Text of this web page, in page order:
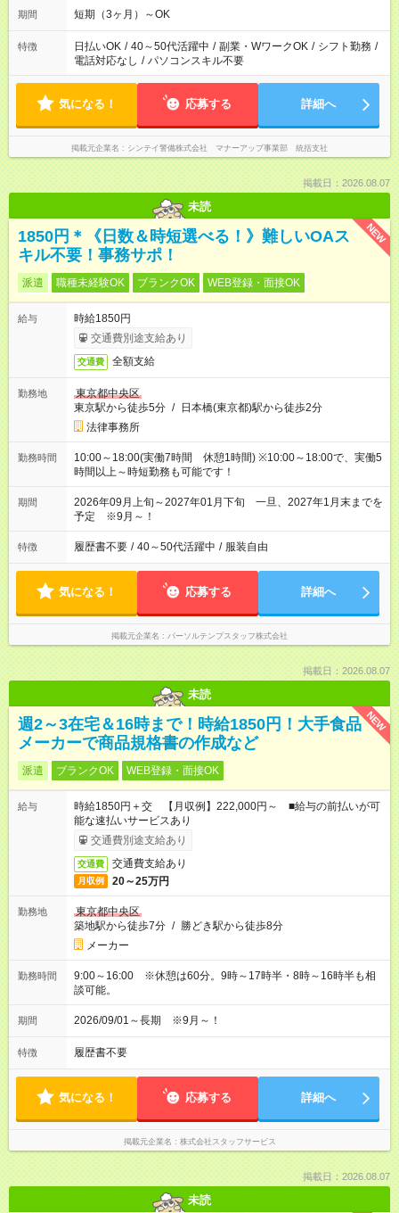
もきっちり！
期間 短期（3ヶ月）～OK
特徴 日払いOK / 40～50代活躍中 / 副業・WワークOK / シフト勤務 /
電話対応なし / パソコンスキル不要
気になる！ 応募する 詳細へ
掲載元企業名 シンテイ警備株式会社 マナーアップ事業部 統括支社
掲載日：2026.08.07
未読
NEW
1850円＊《日数＆時短選べる！》難しいOAス
キル不要！事務サポ！
派遣 職種未経験OK ブランクOK WEB登録・面接OK
給与
時給1850円
交通費別途支給あり
交通費 全額支給
勤務地
東京都中央区
東京駅から徒歩5分 / 日本橋(東京都)駅から徒歩2分
法律事務所
勤務時間
10:00～18:00(実働7時間 休憩1時間) ※10:00～18:00で、実働5
時間以上～時短勤務も可能です！
期間
2026年09月上旬～2027年01月下旬 一旦、2027年1月末までを
予定 ※9月～！
特徴 履歴書不要 / 40～50代活躍中 / 服装自由
気になる！ 応募する 詳細へ
掲載元企業名 パーソルテンプスタッフ株式会社
掲載日：2026.08.07
未読
NEW
週2～3在宅＆16時まで！時給1850円！大手食品
メーカーで商品規格書の作成など
派遣 ブランクOK WEB登録・面接OK
給与
時給1850円＋交 【月収例】222,000円～ ■給与の前払いが可
能な速払いサービスあり
交通費別途支給あり
交通費 交通費支給あり
月収例 20～25万円
勤務地
東京都中央区
築地駅から徒歩7分 / 勝どき駅から徒歩8分
メーカー
勤務時間
9:00～16:00 ※休憩は60分。9時～17時半・8時～16時半も相
談可能。
期間 2026/09/01～長期 ※9月～！
特徴 履歴書不要
気になる！ 応募する 詳細へ
掲載元企業名 株式会社スタッフサービス
掲載日：2026.08.07
未読